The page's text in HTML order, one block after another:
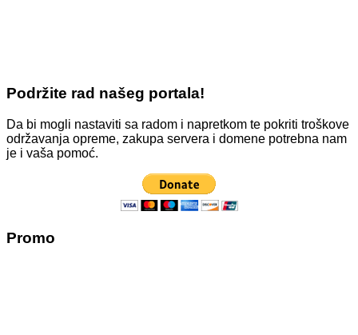
Podržite rad našeg portala!
Da bi mogli nastaviti sa radom i napretkom te pokriti troškove
održavanja opreme, zakupa servera i domene potrebna nam
je i vaša pomoć.
Promo